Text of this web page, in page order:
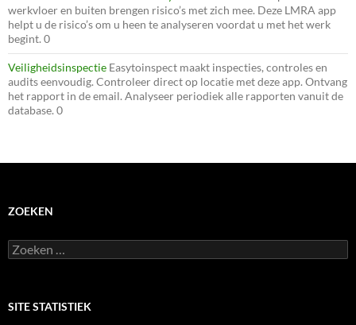
werkvloer en buiten brengen risico’s met zich mee. Deze LMRA app
helpt u de risico’s om u heen te analyseren voordat u met het werk
begint. 0
Veiligheidsinspectie Easytoinspect maakt inspecties, controles en
audits eenvoudig. Controleer direct op locatie met deze app. Ontvang
het rapport in de email. Analyseer periodiek alle rapporten vanuit de
database. 0
ZOEKEN
Zoeken
naar:
SITE STATISTIEK